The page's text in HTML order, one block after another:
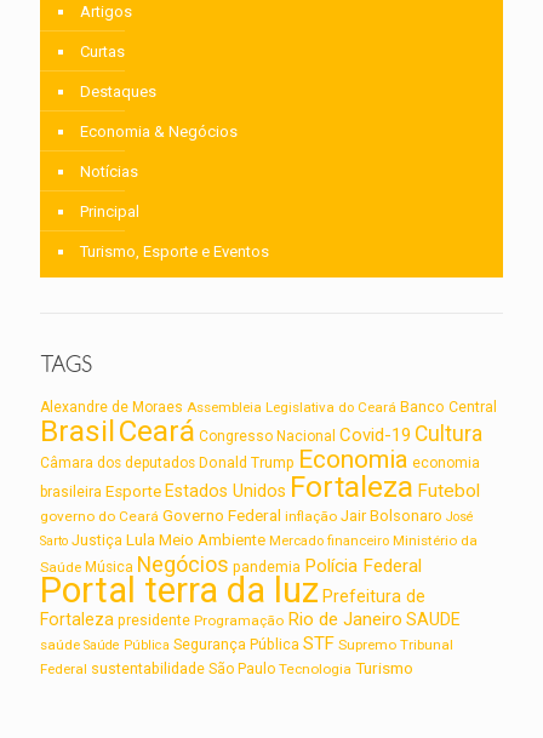
Artigos
Curtas
Destaques
Economia & Negócios
Notícias
Principal
Turismo, Esporte e Eventos
TAGS
Alexandre de Moraes Assembleia Legislativa do Ceará Banco Central
BrasilCeará Congresso Nacional Covid-19 Cultura
Câmara dos deputados Donald Trump Economia economia
brasileira Esporte Estados Unidos Fortaleza Futebol
governo do Ceará Governo Federal inflação Jair Bolsonaro José
Sarto Justiça Lula Meio Ambiente Mercado financeiro Ministério da
Saúde Música Negócios pandemia Polícia Federal
Portal terra da luzPrefeitura de
Fortaleza presidente Programação Rio de Janeiro SAUDE
saúde Saúde Pública Segurança Pública STF Supremo Tribunal
Federal sustentabilidade São Paulo Tecnologia Turismo